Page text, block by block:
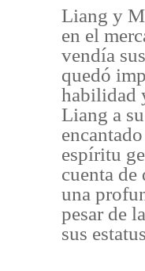
Liang y
en el
vendía
quedó
habilidad
Liang a
espíritu
cuenta de
una
pesar de
sus